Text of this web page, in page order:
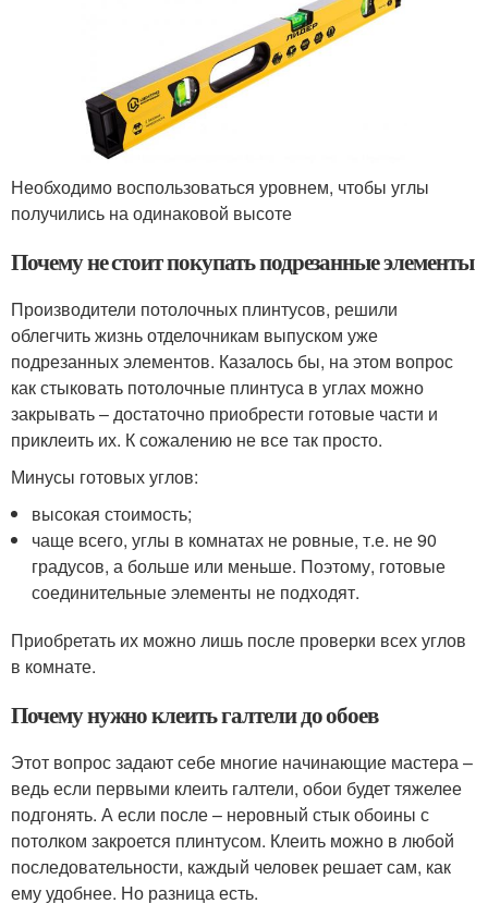
Необходимо воспользоваться уровнем, чтобы углы
получились на одинаковой высоте
Почему не стоит покупать подрезанные элементы
Производители потолочных плинтусов, решили
облегчить жизнь отделочникам выпуском уже
подрезанных элементов. Казалось бы, на этом вопрос
как стыковать потолочные плинтуса в углах можно
закрывать – достаточно приобрести готовые части и
приклеить их. К сожалению не все так просто.
Минусы готовых углов:
высокая стоимость;
чаще всего, углы в комнатах не ровные, т.е. не 90
градусов, а больше или меньше. Поэтому, готовые
соединительные элементы не подходят.
Приобретать их можно лишь после проверки всех углов
в комнате.
Почему нужно клеить галтели до обоев
Этот вопрос задают себе многие начинающие мастера –
ведь если первыми клеить галтели, обои будет тяжелее
подгонять. А если после – неровный стык обоины с
потолком закроется плинтусом. Клеить можно в любой
последовательности, каждый человек решает сам, как
ему удобнее. Но разница есть.